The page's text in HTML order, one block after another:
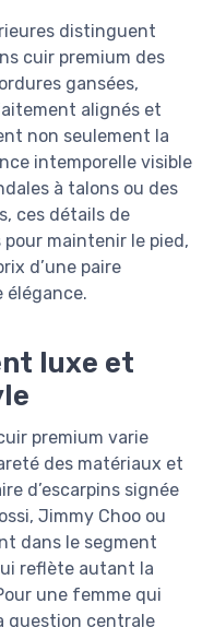
distinguent
cuir premium des
gansées,
alignés et
non seulement la
intemporelle visible
à talons ou des
ces détails de
maintenir le pied,
d’une paire
élégance.
luxe et
premium varie
des matériaux et
d’escarpins signée
Jimmy Choo ou
dans le segment
reflète autant la
une femme qui
question centrale